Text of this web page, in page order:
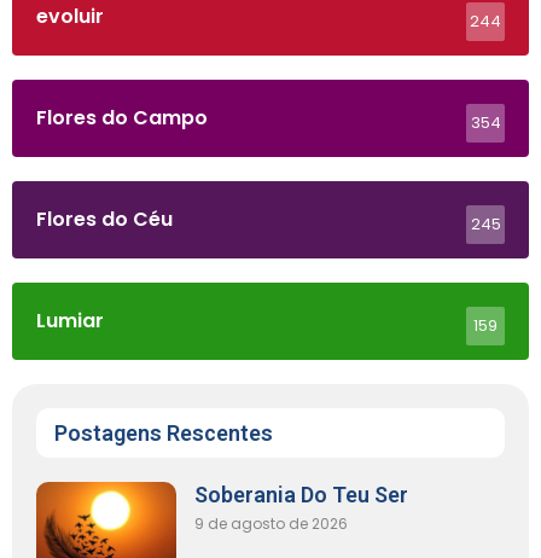
evoluir 244
Flores do Campo 354
Flores do Céu 245
Lumiar 159
Postagens Rescentes
Soberania Do Teu Ser
9 de agosto de 2026